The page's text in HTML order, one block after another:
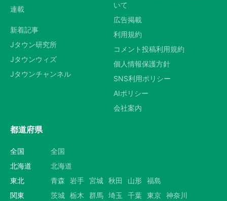
連載
新着記事
Jタウン研究所
Jタウンウィズ
Jタウンチャンネル
いて
広告掲載
利用規約
コメント投稿利用規約
個人情報保護方針
SNS利用ポリシー
AIポリシー
会社案内
都道府県
全国
全国
北海道
北海道
東北
青森 岩手 宮城 秋田 山形 福島
関東
茨城 栃木 群馬 埼玉 千葉 東京 神奈川